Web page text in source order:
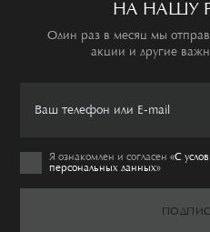
НА НАШУ
Один раз в месяц мы
акции и другие
Я ознакомлен и согласен«C
персональных данных»